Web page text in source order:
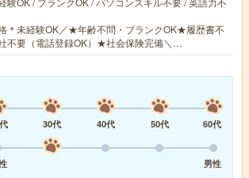
＊未経験OK／★年齢不問・ブランクOK★履歴書不
不要（電話登録OK）★社会保険完備＼…
30代 40代 50代
60代
男性